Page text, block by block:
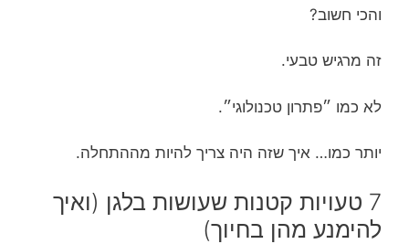
והכי חשוב?
זה מרגיש טבעי.
לא כמו ״פתרון טכנולוגי״.
יותר כמו… איך שזה היה צריך להיות מההתחלה.
7 טעויות קטנות שעושות בלגן (ואיך
להימנע מהן בחיוך)